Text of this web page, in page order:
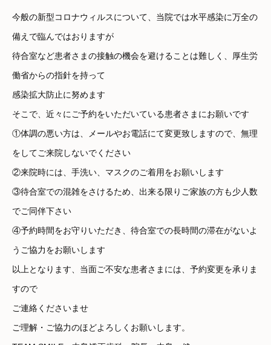
今般の新型コロナウィルスについて、当院では水平感染に万全の
備えで臨んではおりますが
待合室など患者さまの接触の機会を避けることは難しく、厚生労
働省からの指針を持って
感染拡大防止に努めます
そこで、近々にご予約をいただいている患者さまにお願いです
①体調の悪い方は、メールやお電話にて変更致しますので、無理
をしてご来院しないでください
②来院時には、手洗い、マスクのご着用をお願いします
③待合室での混雑をさけるため、出来る限りご家族の方も少人数
でご同伴下さい
④予約時間をお守りいただき、待合室での長時間の滞在がないよ
うご協力をお願いします
以上となります、当面ご不安な患者さまには、予約変更を承りま
すので
ご連絡くださいませ
ご理解・ご協力のほどよろしくお願いします。